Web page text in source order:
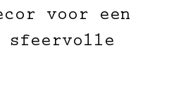
voor een
sfeervolle